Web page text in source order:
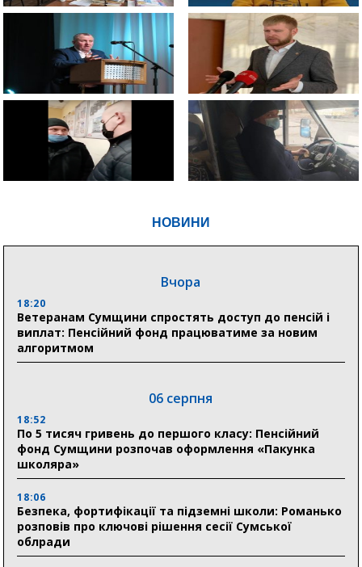
НОВИНИ
Вчора
18:20
Ветеранам Сумщини спростять доступ до пенсій і
виплат: Пенсійний фонд працюватиме за новим
алгоритмом
06 серпня
18:52
По 5 тисяч гривень до першого класу: Пенсійний
фонд Сумщини розпочав оформлення «Пакунка
школяра»
18:06
Безпека, фортифікації та підземні школи: Романько
розповів про ключові рішення сесії Сумської
облради